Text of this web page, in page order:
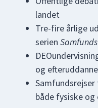
landet
Tre-fire årlige
serien
og
både fysiske og